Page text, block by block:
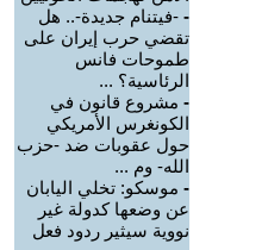
- -فيتنام جديدة-.. هل
تقضي حرب إيران على
طموحات فانس
الرئاسية؟ ...
- مشروع قانون في
الكونغرس الأمريكي
حول عقوبات ضد -حزب
الله- وم ...
- موسكو: تخلي اليابان
عن وضعها كدولة غير
نووية سيثير ردود فعل